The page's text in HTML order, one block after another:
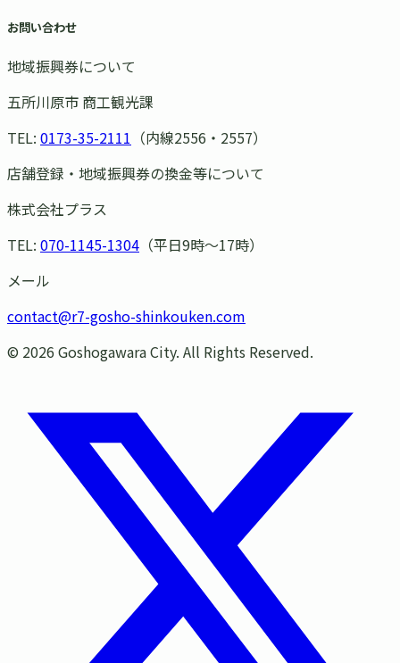
お問い合わせ
地域振興券について
五所川原市 商工観光課
TEL: 0173-35-2111 （内線2556・2557）
店舗登録・地域振興券の換金等について
株式会社プラス
TEL: 070-1145-1304 （平日9時〜17時）
メール
contact@r7-gosho-shinkouken.com
© 2026 Goshogawara City. All Rights Reserved.